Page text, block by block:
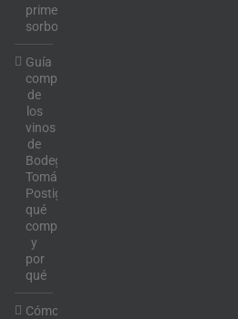
primer
sorbo
Guía
completa
de
los
vinos
de
Bodega
Tomás
Postigo:
qué
comprar
y
por
qué
Cómo